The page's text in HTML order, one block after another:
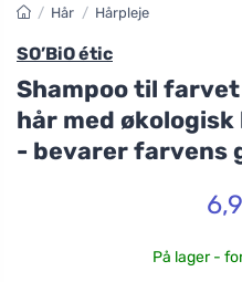
/ Hår / Hårpleje
SO’BiO étic
Shampoo til
hår med
- bevarer farvens
På lager -